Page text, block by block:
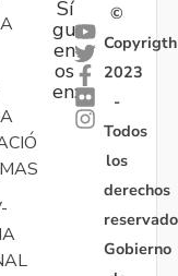
Sí
gu
en
os
en:
©
Copyrigth
2023
-
Todos
los
derechos
Gobierno